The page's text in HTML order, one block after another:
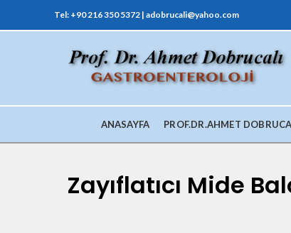
Tel: +90 216 350 5372 | adobrucali@yahoo.com
ANASAYFA PROF.DR.AHMET
Zayıflatıcı Mide